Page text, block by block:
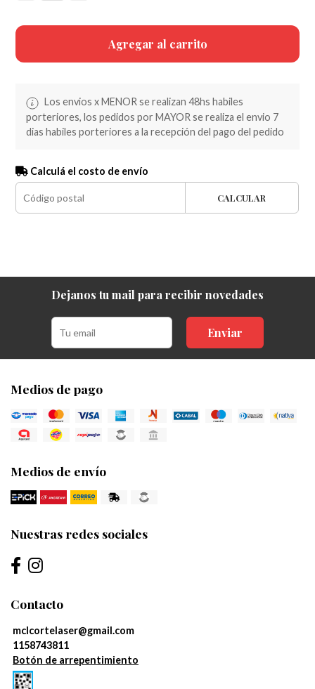
Agregar al carrito
Los envios x MENOR se realizan 48hs habiles
porteriores, los pedidos por MAYOR se realiza el envio 7
dias habiles porteriores a la recepción del pago del pedido
Calculá el costo de envío
CALCULAR
Dejanos tu mail para recibir novedades
Enviar
Medios de pago
Medios de envío
Nuestras redes sociales
Contacto
mclcortelaser@gmail.com
1158743811
Botón de arrepentimiento